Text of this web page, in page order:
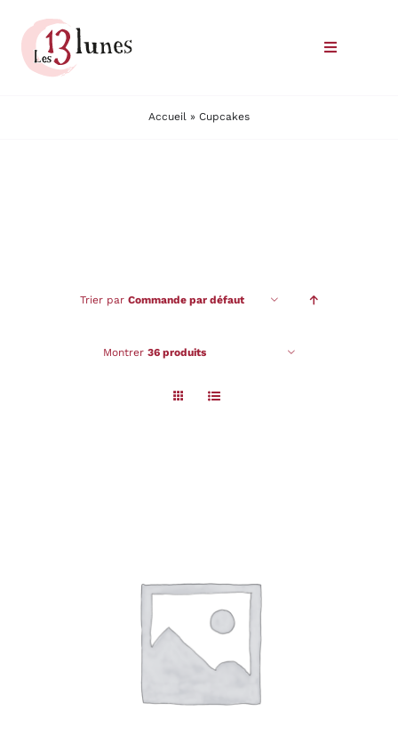
contenu
Toggle
Accueil » Cupcakes
Trier par Commande par défaut
Montrer 36 produits
DÉTAILS